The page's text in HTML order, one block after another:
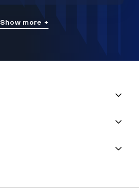
Show more +